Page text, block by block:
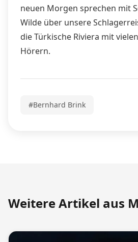
neuen Morgen sprechen mit
Wilde über unsere
die Türkische Riviera mit
Hörern.
#Bernhard Brink
Weitere Artikel aus